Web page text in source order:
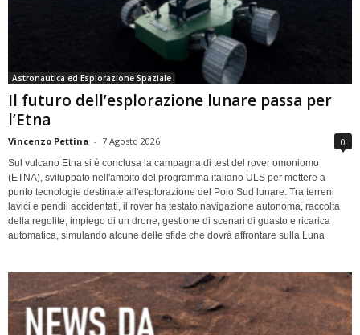
Astronautica ed Esplorazione Spaziale
Il futuro dell’esplorazione lunare passa per
l’Etna
Vincenzo Pettina - 7 Agosto 2026 0
Sul vulcano Etna si è conclusa la campagna di test del rover omoniomo
(ETNA), sviluppato nell'ambito del programma italiano ULS per mettere a
punto tecnologie destinate all'esplorazione del Polo Sud lunare. Tra terreni
lavici e pendii accidentati, il rover ha testato navigazione autonoma, raccolta
della regolite, impiego di un drone, gestione di scenari di guasto e ricarica
automatica, simulando alcune delle sfide che dovrà affrontare sulla Luna